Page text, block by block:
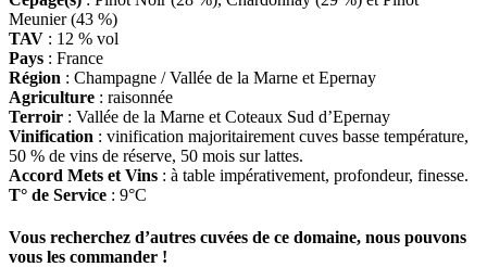
Meunier (43 %)
TAV : 12 % vol
Pays : France
Région : Champagne / Vallée de la Marne et Epernay
Agriculture : raisonnée
Terroir : Vallée de la Marne et Coteaux Sud d’Epernay
Vinification : vinification majoritairement cuves basse température,
50 % de vins de réserve, 50 mois sur lattes.
Accord Mets et Vins : à table impérativement, profondeur, finesse.
T° de Service : 9°C
Vous recherchez d’autres cuvées de ce domaine, nous pouvons
vous les commander !